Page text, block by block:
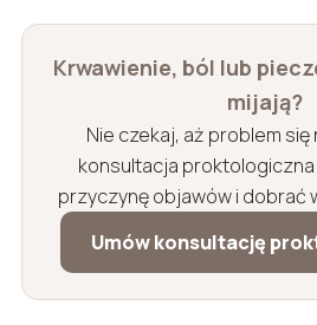
Krwawienie, ból lub
mijają?
Nie czekaj, aż problem się
konsultacja
przyczynę objawów i dobrać
Umów konsultację